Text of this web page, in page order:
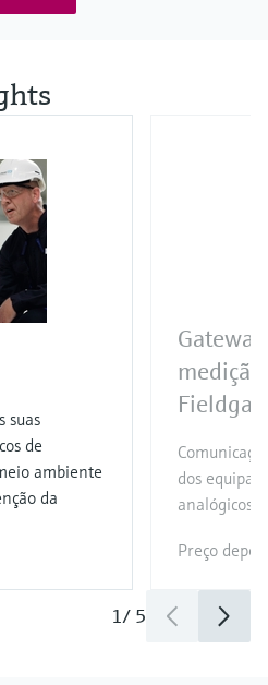
suas
de
ambiente
da
medição
dos
analógicos
Preço
1/ 5